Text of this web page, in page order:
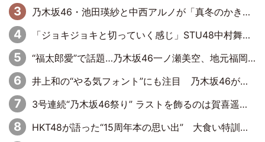
乃木坂46・池田瑛紗と中西アルノが「真冬のかき氷」騒動で火花散らす！ 因縁の裏にあるのは、逆境をともに“凌”ぐ似た者同士の絆
「ジョキジョキと切っていく感じ」STU48中村舞、新しい挑戦は自らの手で
“福太郎愛”で話題…乃木坂46一ノ瀬美空、地元福岡『めんべい25周年トップサポーター』に就任
井上和の“やる気フォント”にも注目 乃木坂46が挑んだ書道パフォーマンスの舞台裏
3号連続“乃木坂46祭り” ラストを飾るのは賀喜遥香…5年ぶりの登場に「5年分大人になった私を見ていただけたら」
HKT48が語った“15周年本の思い出” 大食い特訓・守護霊企画・制服グラビア…盛りだくさんの裏話